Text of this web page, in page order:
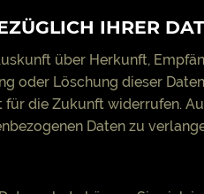
IHRER
über Herkunft,
oder Löschung dieser
die Zukunft widerrufen.
Daten zu